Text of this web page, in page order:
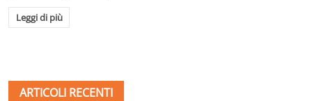
Leggi di più
ARTICOLI RECENTI